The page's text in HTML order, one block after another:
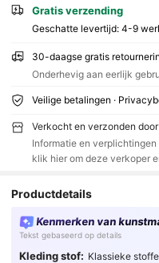
Gratis verzending
Geschatte levertijd: 4-9
30-daagse gratis
Onderhevig aan eerlijk
Veilige betalingen ·
Verkocht en verzonden
Informatie en
klik hier om deze verkoper
Productdetails
Kenmerken van
Tekst gebaseerd op details
Kleding stof: Klassieke